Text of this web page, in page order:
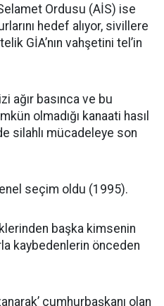
Ordusu (AİS) ise
hedef alıyor, sivillere
GİA’nın vahşetini tel’in
ağır basınca ve bu
olmadığı kanaati hasıl
silahlı mücadeleye son
seçim oldu (1995).
başka kimsenin
kaybedenlerin önceden
cumhurbaşkanı olan